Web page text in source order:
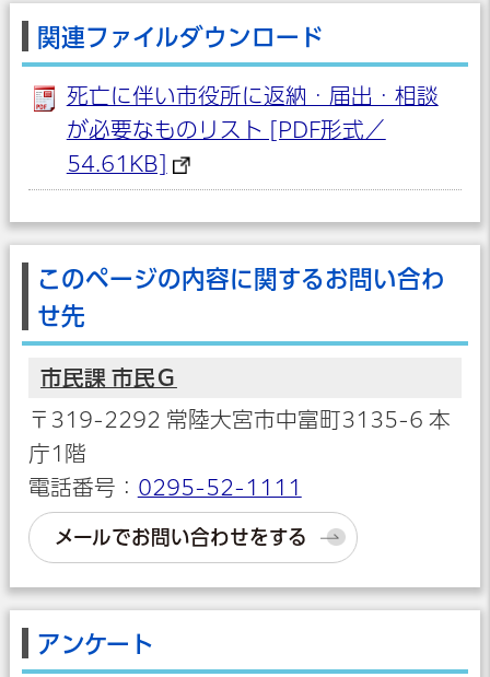
関連ファイルダウンロード
死亡に伴い市役所に返納・届出・相談
が必要なものリスト [PDF形式／
54.61KB]
このページの内容に関するお問い合わ
せ先
市民課 市民Ｇ
〒319-2292 常陸大宮市中富町3135-6 本
庁1階
電話番号： 0295-52-1111
メールでお問い合わせをする
アンケート